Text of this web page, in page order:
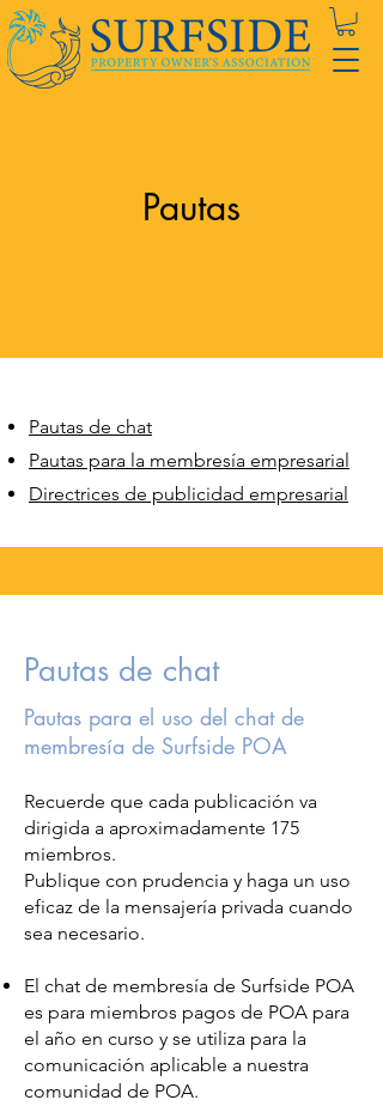
Pautas
Pautas de chat
Pautas para la membresía empresarial
Directrices de publicidad empresarial
Pautas de chat
Pautas para el uso del chat de
membresía de Surfside POA
Recuerde que cada publicación va
dirigida a aproximadamente 175
miembros.
Publique con prudencia y haga un uso
eficaz de la mensajería privada cuando
sea necesario.
El chat de membresía de Surfside POA
es para miembros pagos de POA para
el año en curso y se utiliza para la
comunicación aplicable a nuestra
comunidad de POA.